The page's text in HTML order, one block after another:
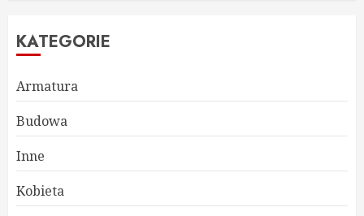
KATEGORIE
Armatura
Budowa
Inne
Kobieta